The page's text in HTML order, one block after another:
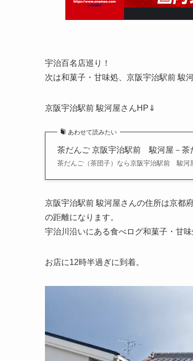
宇治百名店巡り！
次は和菓子・甘味処、京阪宇治駅前 駿
京阪宇治駅前 駿河屋さんHP⇓
あわせて読みたい
茶だんご 京阪宇治駅前 駿河屋－茶
茶だんご（茶団子）なら京阪宇治駅前 駿
京阪宇治駅前 駿河屋さんの住所は京都
の距離になります。
宇治川沿いにある食べログ和菓子・甘
お店に12時半過ぎに到着。